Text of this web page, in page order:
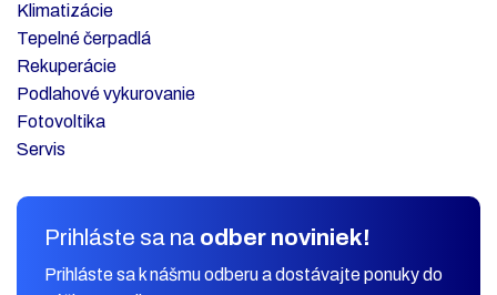
Klimatizácie
Tepelné čerpadlá
Rekuperácie
Podlahové vykurovanie
Fotovoltika
Servis
Prihláste sa na odber noviniek!
Prihláste sa k nášmu odberu a dostávajte ponuky do